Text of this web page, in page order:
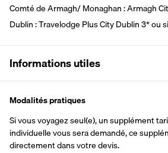
Comté de Armagh/ Monaghan : Armagh
Dublin : Travelodge Plus City Dublin 3* ou
Informations utiles
Modalités pratiques
Si vous voyagez seul(e), un supplément
individuelle vous sera demandé, ce
directement dans votre devis.